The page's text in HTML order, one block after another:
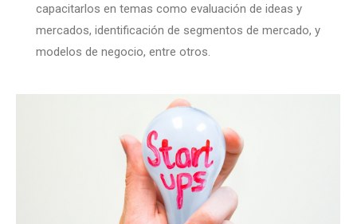
capacitarlos en temas como evaluación de ideas y
mercados, identificación de segmentos de mercado, y
modelos de negocio, entre otros.